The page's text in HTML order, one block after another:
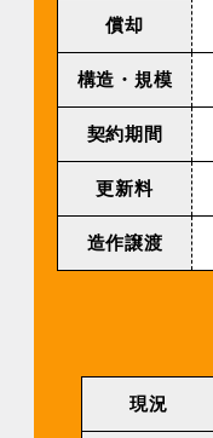
償却
構造・規模
契約期間
更新料
造作譲渡
現況